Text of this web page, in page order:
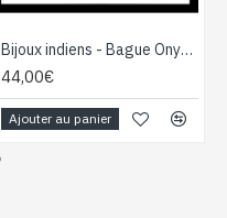
Bijoux indiens - Bague Onyx - Bague indienne en argent
44,00€
Ajouter au panier